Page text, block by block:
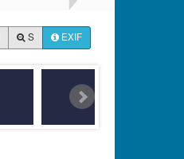
S EXIF